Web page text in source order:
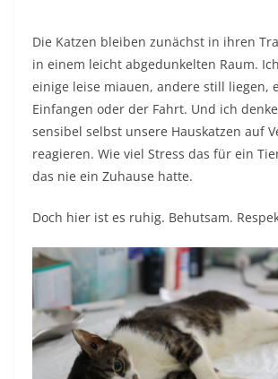
Die Katzen bleiben zunächst in ihren
in einem leicht abgedunkelten Raum.
einige leise miauen, andere still liegen,
Einfangen oder der Fahrt. Und ich
sensibel selbst unsere Hauskatzen auf
reagieren. Wie viel Stress das für ein
das nie ein Zuhause hatte.
Doch hier ist es ruhig. Behutsam.